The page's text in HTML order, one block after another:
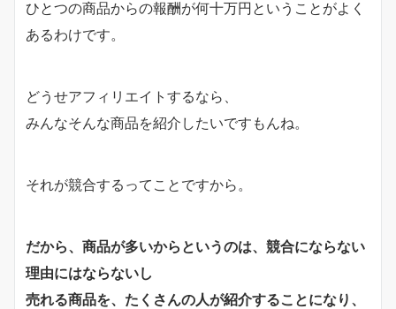
ひとつの商品からの報酬が何十万円ということがよく
あるわけです。
どうせアフィリエイトするなら、
みんなそんな商品を紹介したいですもんね。
それが競合するってことですから。
だから、商品が多いからというのは、競合にならない
理由にはならないし
売れる商品を、たくさんの人が紹介することになり、